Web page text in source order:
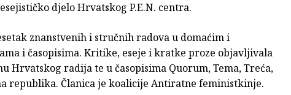
djelo Hrvatskog P.E.N. centra.
znanstvenih i stručnih radova u domaćim i
i časopisima. Kritike, eseje i kratke proze objavljivala
Hrvatskog radija te u časopisima Quorum, Tema, Treća,
republika. Članica je koalicije Antiratne feministkinje.